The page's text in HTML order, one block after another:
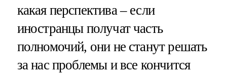
какая перспектива – если
иностранцы получат часть
полномочий, они не станут решать
за нас проблемы и все кончится